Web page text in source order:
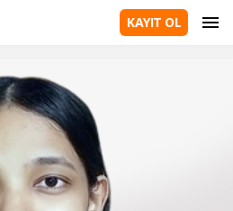
KAYIT OL